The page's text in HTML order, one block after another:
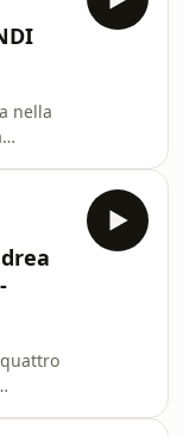
a
nella
Il
60
auto
tutto